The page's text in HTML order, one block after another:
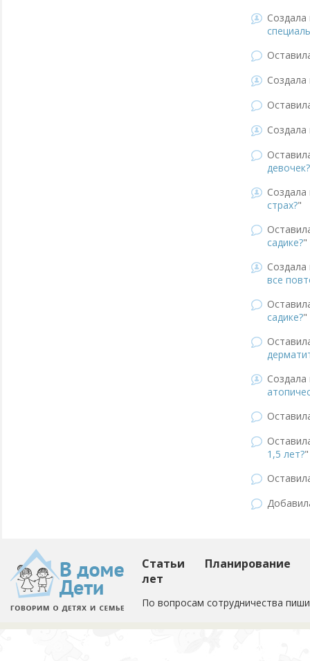
девочек?
страх?"
садике?"
все
садике?"
1,5 лет?"
Статьи
Планирование
лет
По вопросам сотрудничества